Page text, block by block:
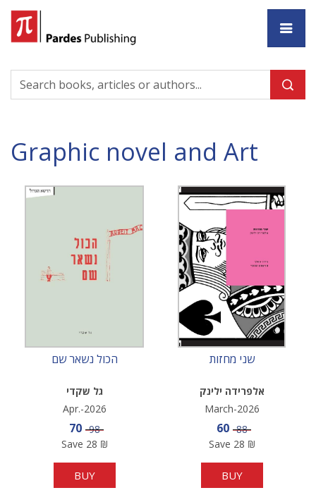
Graphic novel and Art
הכול נשאר שם
גל שקדי
Apr.-2026
Sale price
70 Price
98
Save 28 ₪
BUY
שני מחזות
אלפרידה ילינק
March-2026
Sale price
60 Price
88
Save 28 ₪
BUY